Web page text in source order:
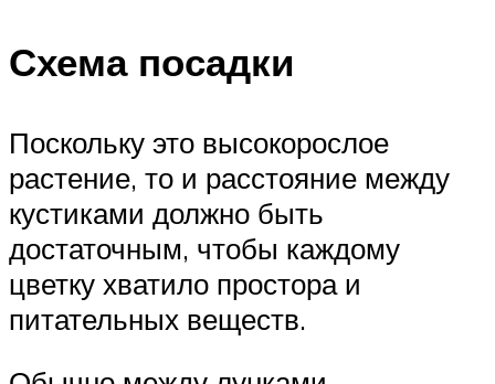
Схема посадки
Поскольку это высокорослое
растение, то и расстояние между
кустиками должно быть
достаточным, чтобы каждому
цветку хватило простора и
питательных веществ.